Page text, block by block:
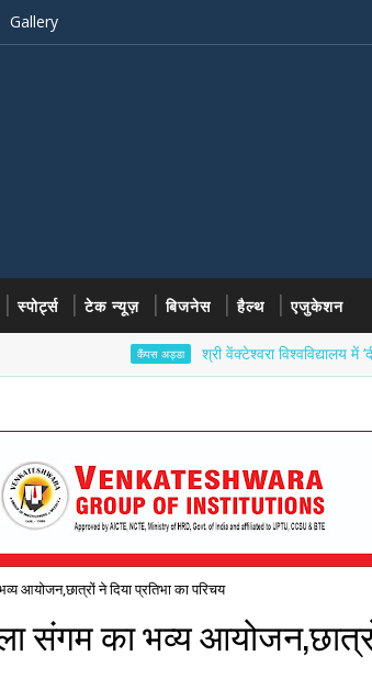
Gallery
स्पोर्ट्स टेक न्यूज़ बिजनेस हैल्थ एजुकेशन
श्री वेंक्टेश्वरा विश्वविद्यालय में
आयोजन,छात्रों ने दिया प्रतिभा का परिचय
संगम का भव्य